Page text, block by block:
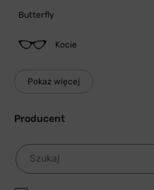
Butterfly
Kocie
Pokaż więcej
Producent
Szukaj